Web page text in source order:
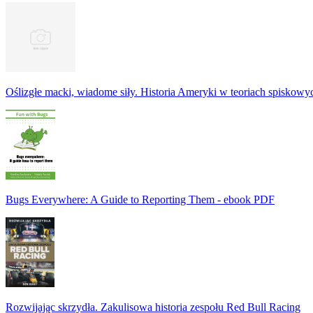
Oślizgłe macki, wiadome siły. Historia Ameryki w teoriach
Bugs Everywhere: A Guide to Reporting Them - ebook PDF
Rozwijając skrzydła. Zakulisowa historia zespołu Red Bull Racing